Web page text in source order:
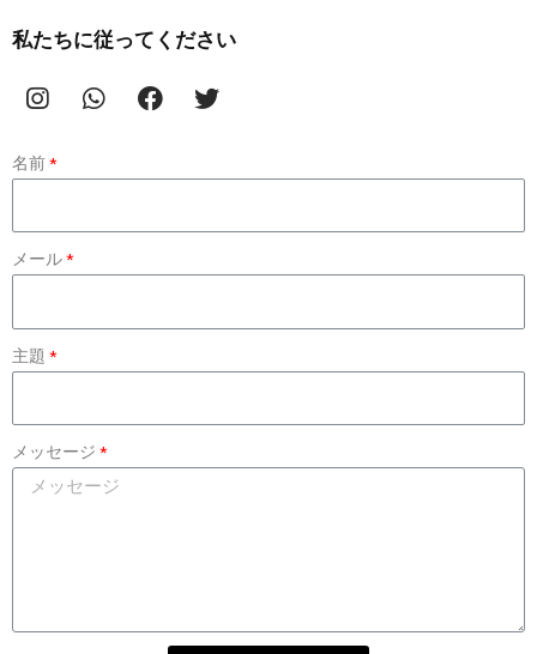
私たちに従ってください
名前
メール
主題
メッセージ